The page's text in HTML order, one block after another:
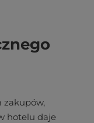
zakupów,
hotelu daje